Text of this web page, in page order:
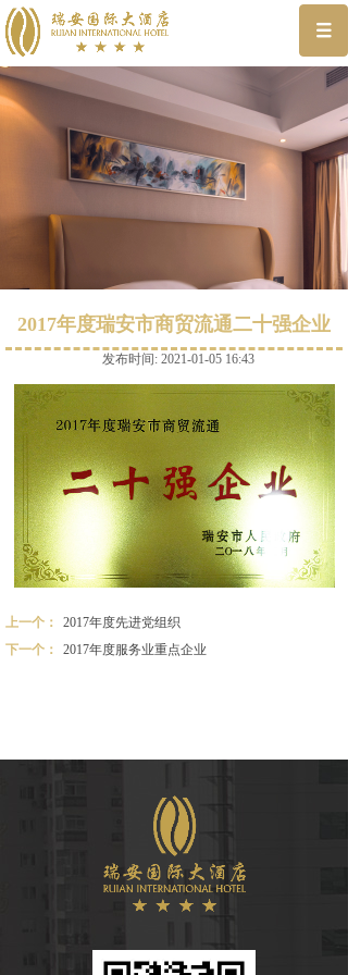
2017年度瑞安市商贸流通二十强企业
发布时间: 2021-01-05 16:43
上一个：
2017年度先进党组织
下一个：
2017年度服务业重点企业